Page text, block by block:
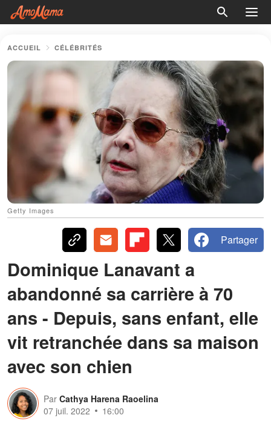
ACCUEIL CÉLÉBRITÉS
Getty Images
Partager
Dominique Lanavant a
abandonné sa carrière à 70
ans - Depuis, sans enfant, elle
vit retranchée dans sa maison
avec son chien
Par Cathya Harena Raoelina
07 juil. 2022
16:00